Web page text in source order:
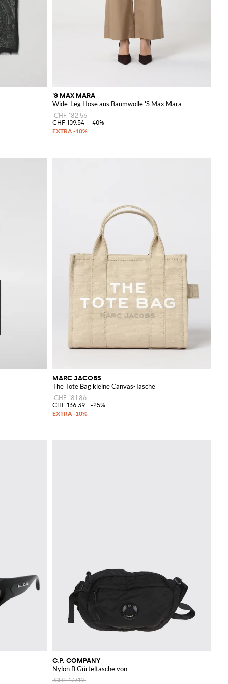
'S MAX MARA
Wide-Leg Hose aus Baumwolle 'S Max Mara
CHF 182.56
CHF 109.54
-40%
MARC JACOBS
The Tote Bag kleine Canvas-Tasche
CHF 181.86
CHF 136.39
-25%
C.P. COMPANY
Nylon B Gürteltasche von
CHF 177.19